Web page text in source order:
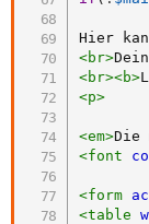
<br>
<br><b>
<p>
<em>
<font
<form
<table